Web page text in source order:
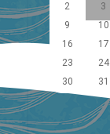
2
3
9
10
16
17
23
24
30
31